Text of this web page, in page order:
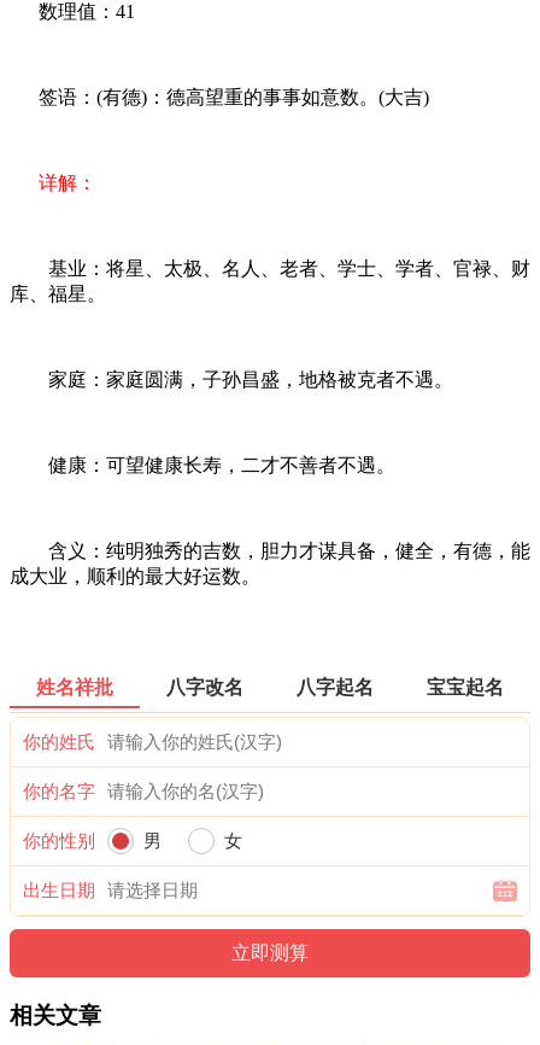
数理值：41
签语：(有德)：德高望重的事事如意数。(大吉)
详解：
基业：将星、太极、名人、老者、学士、学者、官禄、财
库、福星。
家庭：家庭圆满，子孙昌盛，地格被克者不遇。
健康：可望健康长寿，二才不善者不遇。
含义：纯明独秀的吉数，胆力才谋具备，健全，有德，能
成大业，顺利的最大好运数。
姓名祥批 八字改名 八字起名 宝宝起名
你的姓氏
你的名字
你的性别 男 女
出生日期
相关文章